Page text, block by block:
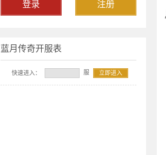
注册
登录
蓝月传奇开服表
快速进入： 服 立即进入